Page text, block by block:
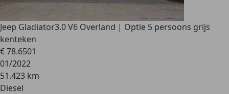
Jeep Gladiator3.0 V6 Overland | Optie 5 persoons grijs
kenteken
€ 78.6501
01/2022
51.423 km
Diesel